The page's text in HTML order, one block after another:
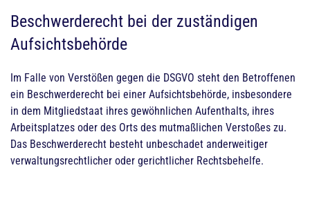
Beschwerde­recht bei der zuständigen
Aufsichts­behörde
Im Falle von Verstößen gegen die DSGVO steht den Betroffenen
ein Beschwerderecht bei einer Aufsichtsbehörde, insbesondere
in dem Mitgliedstaat ihres gewöhnlichen Aufenthalts, ihres
Arbeitsplatzes oder des Orts des mutmaßlichen Verstoßes zu.
Das Beschwerderecht besteht unbeschadet anderweitiger
verwaltungsrechtlicher oder gerichtlicher Rechtsbehelfe.